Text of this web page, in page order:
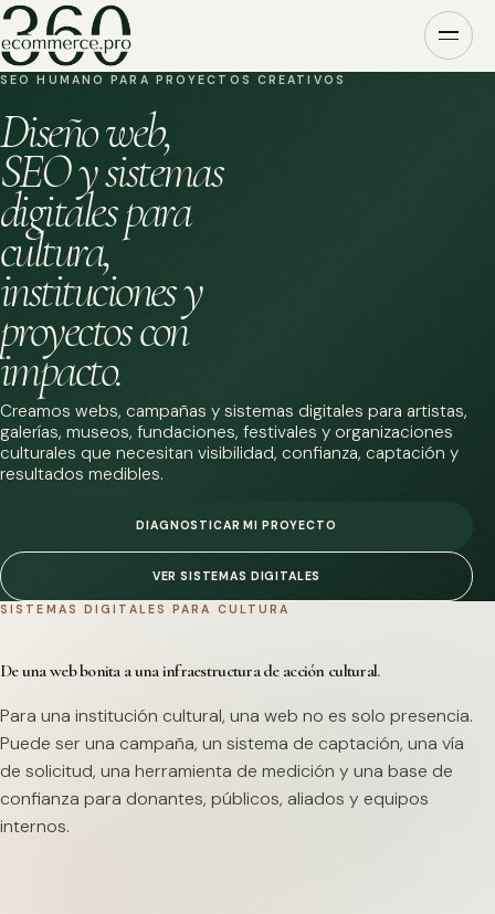
SEO HUMANO PARA PROYECTOS CREATIVOS
Diseño web,
SEO y sistemas
digitales para
cultura,
instituciones y
proyectos con
impacto.
Creamos webs, campañas y sistemas digitales para artistas,
galerías, museos, fundaciones, festivales y organizaciones
culturales que necesitan visibilidad, confianza, captación y
resultados medibles.
DIAGNOSTICAR MI PROYECTO
VER SISTEMAS DIGITALES
SISTEMAS DIGITALES PARA CULTURA
De una web bonita a una infraestructura de acción cultural.
Para una institución cultural, una web no es solo presencia.
Puede ser una campaña, un sistema de captación, una vía
de solicitud, una herramienta de medición y una base de
confianza para donantes, públicos, aliados y equipos
internos.